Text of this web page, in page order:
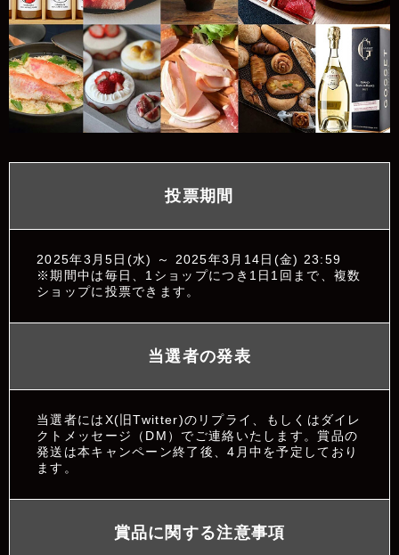
投票期間
2025年3月5日(水) ～ 2025年3月14日(金) 23:59
※期間中は毎日、1ショップにつき1日1回まで、複数
ショップに投票できます。
当選者の発表
当選者にはX(旧Twitter)のリプライ、もしくはダイレ
クトメッセージ（DM）でご連絡いたします。賞品の
発送は本キャンペーン終了後、4月中を予定しており
ます。
賞品に関する注意事項